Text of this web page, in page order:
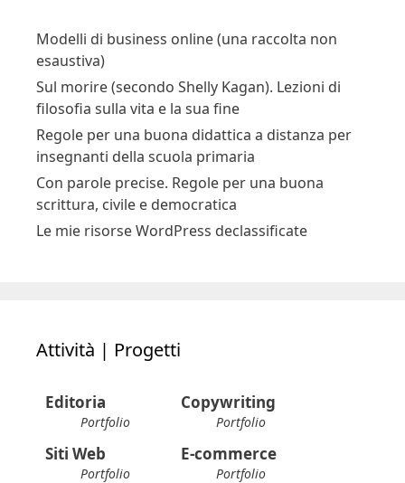
Modelli di business online (una raccolta non
esaustiva)
Sul morire (secondo Shelly Kagan). Lezioni di
filosofia sulla vita e la sua fine
Regole per una buona didattica a distanza per
insegnanti della scuola primaria
Con parole precise. Regole per una buona
scrittura, civile e democratica
Le mie risorse WordPress declassificate
Attività | Progetti
Editoria
Portfolio
Copywriting
Portfolio
Siti Web
Portfolio
E-commerce
Portfolio